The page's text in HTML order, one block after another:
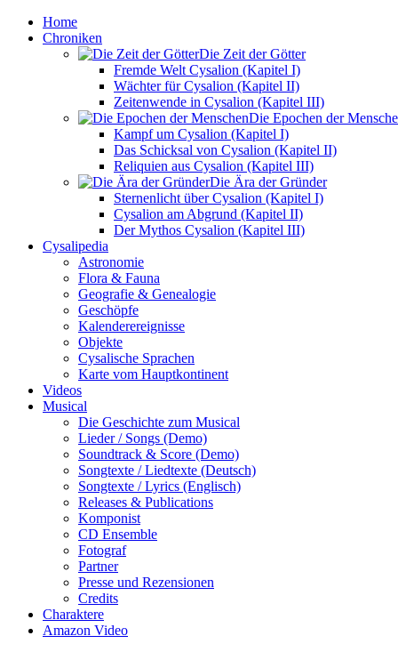
Home
Chroniken
Die Zeit der Götter
Fremde Welt Cysalion (Kapitel I)
Wächter für Cysalion (Kapitel II)
Zeitenwende in Cysalion (Kapitel III)
Die Epochen der
Kampf um Cysalion (Kapitel I)
Das Schicksal von Cysalion (Kapitel II)
Reliquien aus Cysalion (Kapitel III)
Die Ära der Gründer
Sternenlicht über Cysalion (Kapitel I)
Cysalion am Abgrund (Kapitel II)
Der Mythos Cysalion (Kapitel III)
Cysalipedia
Astronomie
Flora & Fauna
Geografie & Genealogie
Geschöpfe
Kalenderereignisse
Objekte
Cysalische Sprachen
Karte vom Hauptkontinent
Videos
Musical
Die Geschichte zum Musical
Lieder / Songs (Demo)
Soundtrack & Score (Demo)
Songtexte / Liedtexte (Deutsch)
Songtexte / Lyrics (Englisch)
Releases & Publications
Komponist
CD Ensemble
Fotograf
Partner
Presse und Rezensionen
Credits
Charaktere
Amazon Video